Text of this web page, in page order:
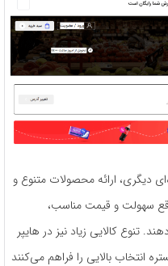
دیگری، ارائه محصولات متنوع و
سهولت و قیمت مناسب،
تنوع کالایی زیاد نیز در هایپر
انتخاب بالایی را فراهم می‌کنند